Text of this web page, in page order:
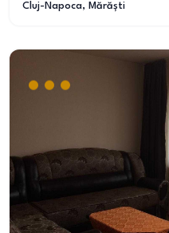
Cluj-Napoca, Mărăști